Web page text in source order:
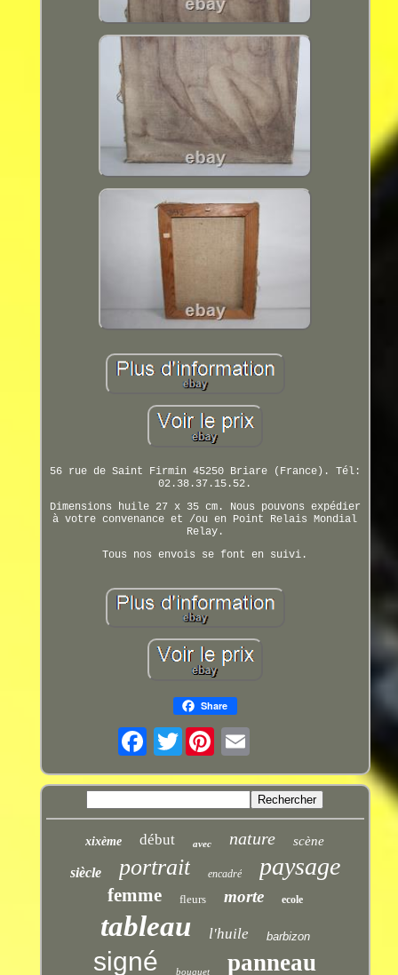
56 rue de Saint Firmin 45250 Briare (France). Tél:
02.38.37.15.52.
Dimensions huile 27 x 35 cm. Nous pouvons expédier
à votre convenance et /ou en Point Relais Mondial
Relay.
Tous nos envois se font en suivi.
Share
Twitter
xixème début avec nature scène
siècle portrait encadré paysage
femme fleurs morte ecole
tableau l'huile barbizon
signé bouquet panneau